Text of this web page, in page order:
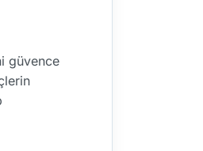
güvence